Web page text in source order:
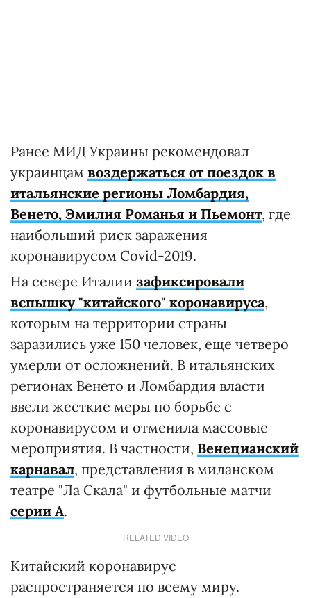
Ранее МИД Украины рекомендовал
украинцам воздержаться от поездок в
итальянские регионы Ломбардия,
Венето, Эмилия Романья и Пьемонт, где
наибольший риск заражения
коронавирусом Covid-2019.
На севере Италии зафиксировали
вспышку "китайского" коронавируса,
которым на территории страны
заразились уже 150 человек, еще четверо
умерли от осложнений. В итальянских
регионах Венето и Ломбардия власти
ввели жесткие меры по борьбе с
коронавирусом и отменила массовые
мероприятия. В частности, Венецианский
карнавал, представления в миланском
театре "Ла Скала" и футбольные матчи
серии А.
RELATED VIDEO
Китайский коронавирус
распространяется по всему миру.